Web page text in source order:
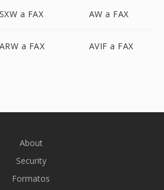
SXW a FAX AW a FAX
ARW a FAX AVIF a FAX
About
Security
Formatos